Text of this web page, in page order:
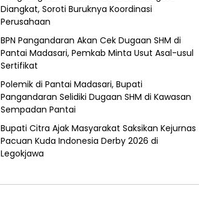
Diangkat, Soroti Buruknya Koordinasi
Perusahaan
BPN Pangandaran Akan Cek Dugaan SHM di
Pantai Madasari, Pemkab Minta Usut Asal-usul
Sertifikat
Polemik di Pantai Madasari, Bupati
Pangandaran Selidiki Dugaan SHM di Kawasan
Sempadan Pantai
Bupati Citra Ajak Masyarakat Saksikan Kejurnas
Pacuan Kuda Indonesia Derby 2026 di
Legokjawa